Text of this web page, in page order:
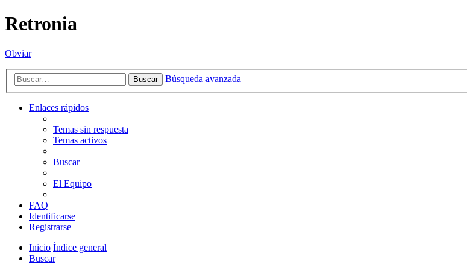
Retronia
Obviar
Buscar Búsqueda avanzada
Enlaces rápidos
Temas sin respuesta
Temas activos
Buscar
El Equipo
FAQ
Identificarse
Registrarse
Inicio Índice general
Buscar